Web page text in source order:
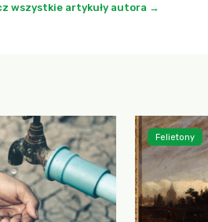
wszystkie artykuły autora →
Felietony